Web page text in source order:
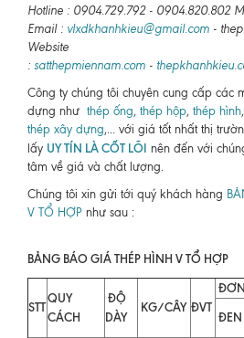
Hotline : 0904.729.792 - 0904.820.802
Email : vlxdkhanhkieu@gmail.com -
Website
: satthepmiennam.com -
Công ty chúng tôi chuyên cung cấp các
dựng như thép ống, thép hộp, thép hình,
thép xây dựng,... với giá tốt nhất thị
lấy UY TÍN LÀ CỐT LÕI nên đến với
tâm về giá và chất lượng.
Chúng tôi xin gửi tới quý khách hàng
V TỔ HỢP như sau :
BẢNG BÁO GIÁ THÉP HÌNH V TỔ HỢP
STT
QUY
CÁCH
ĐỘ
DÀY
KG/CÂY ĐVT
ĐEN